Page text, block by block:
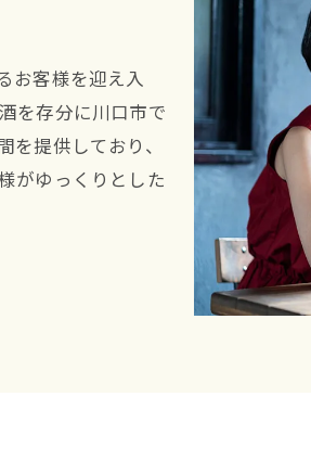
お客様を迎え入
を存分に川口市で
提供しており、
がゆっくりとした